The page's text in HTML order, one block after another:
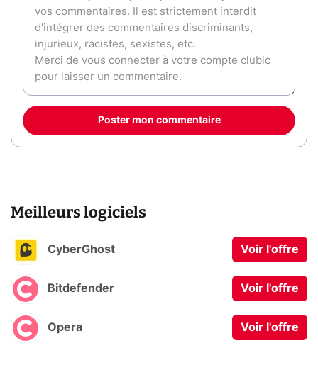
Poster mon commentaire
Meilleurs logiciels
CyberGhost Voir l'offre
Bitdefender Voir l'offre
Opera Voir l'offre